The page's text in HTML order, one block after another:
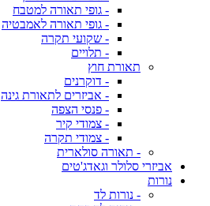
- גופי תאורה למטבח
- גופי תאורה לאמבטיה
- שקועי תקרה
- תלויים
תאורת חוץ
- דוקרנים
- אביזרים לתאורת גינה
- פנסי הצפה
- צמודי קיר
- צמודי תקרה
- תאורה סולארית
אביזרי סלולר וגאדג'טים
נורות
- נורות לד